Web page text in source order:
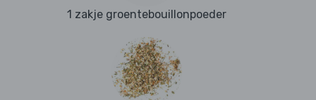
1 zakje groentebouillonpoeder